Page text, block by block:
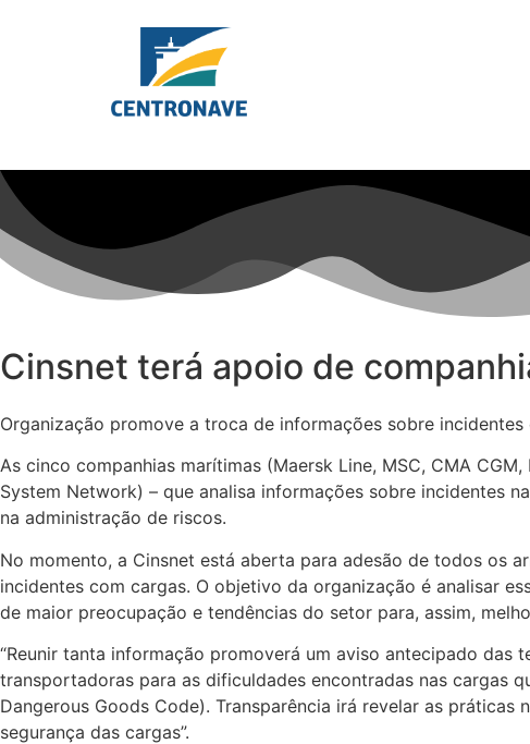
Cinsnet terá apoio de
Organização promove a troca de informações sobre incidentes
As cinco companhias marítimas (Maersk Line, MSC, CMA
System Network) – que analisa informações sobre incidentes
na administração de riscos.
No momento, a Cinsnet está aberta para adesão de todos os
incidentes com cargas. O objetivo da organização é analisar
de maior preocupação e tendências do setor para, assim,
“Reunir tanta informação promoverá um aviso antecipado das
transportadoras para as dificuldades encontradas nas cargas
Dangerous Goods Code). Transparência irá revelar as
segurança das cargas”.